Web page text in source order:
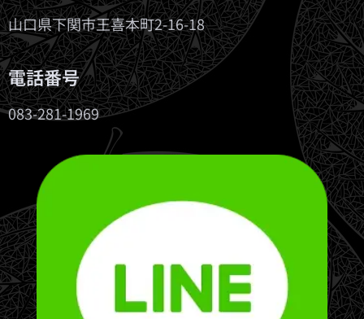
山口県下関市王喜本町2-16-18
電話番号
083-281-1969